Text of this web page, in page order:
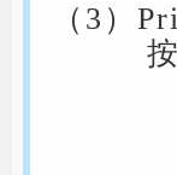
（3）